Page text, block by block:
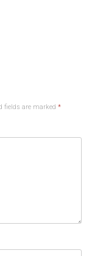
fields are marked *